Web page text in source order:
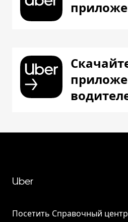
Uber
Посетить Справочный центр